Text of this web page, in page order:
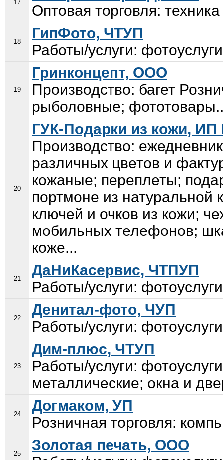
17
Оптовая торговля:
18
ГипФото, ЧТУП
Работы/услуги:
19
Гринконцепт, ООО
Производство: багет
рыболовные;
20
ГУК-Подарки из кожи, ИП
Производство:
различных цветов и
кожаные; переплеты;
портмоне из
ключей и очков из кожи;
мобильных телефонов;
коже...
21
ДаНиКасервис, ЧТПУП
Работы/услуги:
22
Денитал-фото, ЧУП
Работы/услуги:
23
Дим-плюс, ЧТУП
Работы/услуги:
металлические; окна и
24
Догмаком, УП
Розничная торговля:
25
Золотая печать, ООО